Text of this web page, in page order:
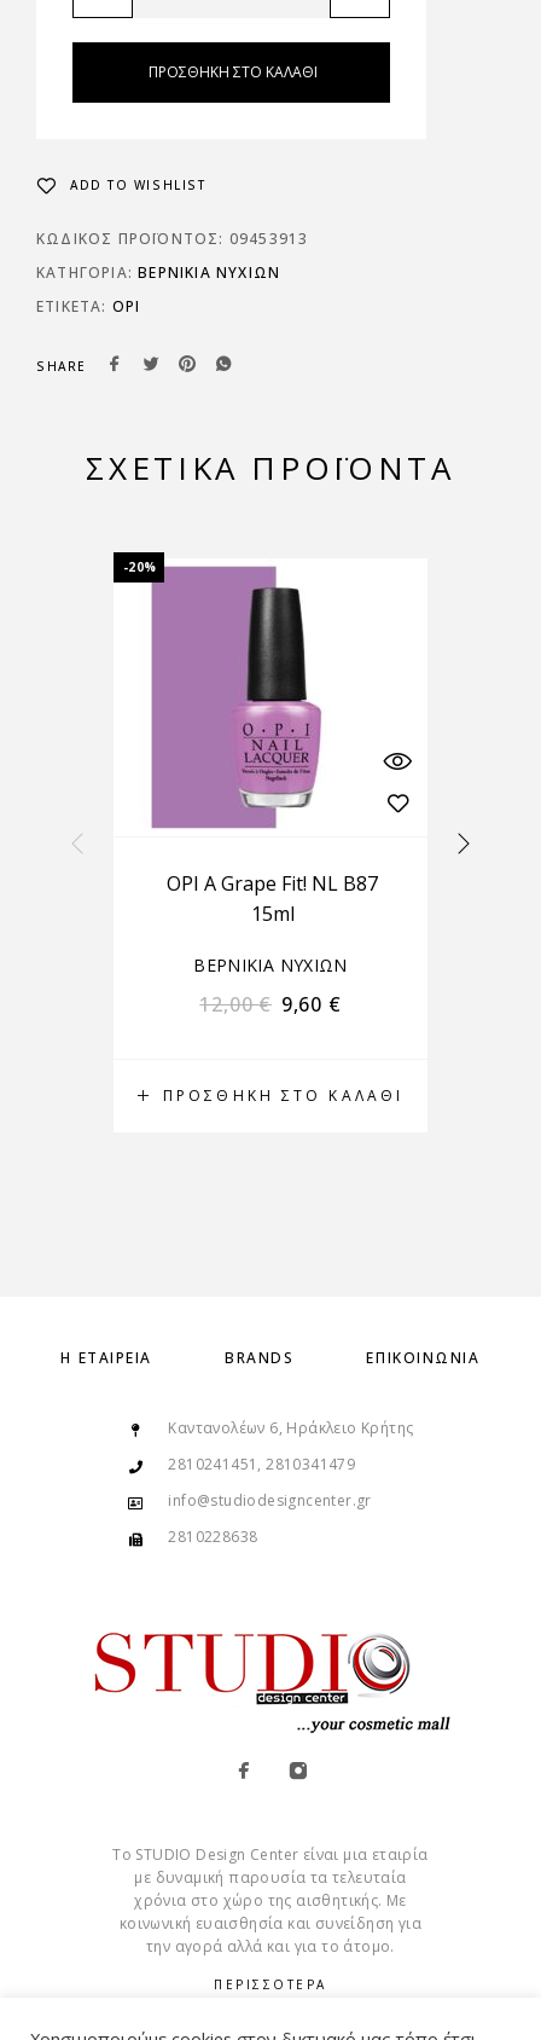
ΠΡΟΣΘΉΚΗ ΣΤΟ ΚΑΛΆΘΙ
ADD TO WISHLIST
ΚΩΔΙΚΌΣ ΠΡΟΪΌΝΤΟΣ: 09453913
ΚΑΤΗΓΟΡΊΑ:ΒΕΡΝΙΚΙΑ ΝΥΧΙΩΝ
ΕΤΙΚΈΤΑ: OPI
SHARE
ΣΧΕΤΙΚΆ ΠΡΟΪΌΝΤΑ
-20%
ΠΡΟΣΘΉΚΗ ΣΤΟ ΚΑΛΆΘΙ
OPI A Grape Fit! NL B87
15ml
ΒΕΡΝΙΚΙΑ ΝΥΧΙΩΝ
12,00€ 9,60 €
Η ΕΤΑΙΡΕΊΑ BRANDS ΕΠΙΚΟΙΝΩΝΊΑ
Καντανολέων 6, Ηράκλειο Κρήτης
2810241451, 2810341479
info@studiodesigncenter.gr
2810228638
Το STUDIO Design Center είναι μια εταιρία
με δυναμική παρουσία τα τελευταία
χρόνια στο χώρο της αισθητικής. Με
κοινωνική ευαισθησία και συνείδηση για
την αγορά αλλά και για το άτομο.
ΠΕΡΙΣΣΟΤΕΡΑ
Cookies